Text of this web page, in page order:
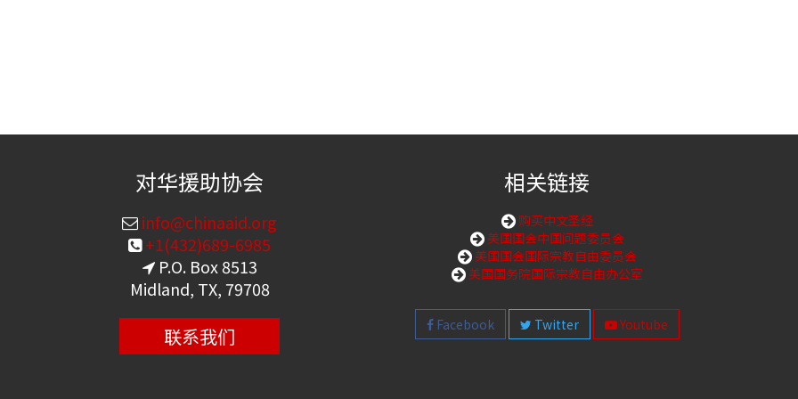
对华援助协会
info@chinaaid.org
+1(432)689-6985
P.O. Box 8513
Midland, TX, 79708
联系我们
相关链接
购买中文圣经
美国国会中国问题委员会
美国国会国际宗教自由委员会
美国国务院国际宗教自由办公室
Facebook Twitter Youtube